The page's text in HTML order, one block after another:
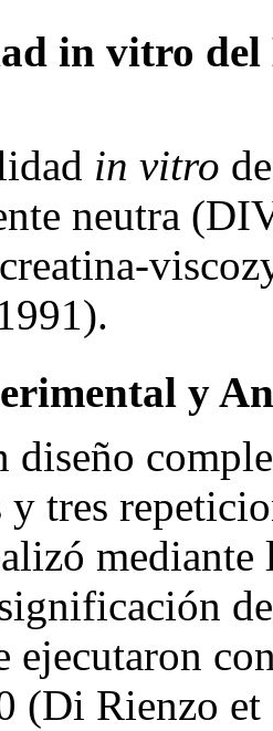
in vitro del
in vitro
neutra
y
tres
ejecutaron
(Di Rienzo